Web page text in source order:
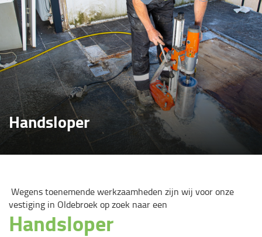
Handsloper
Wegens toenemende werkzaamheden zijn wij voor onze
vestiging in Oldebroek op zoek naar een
Handsloper